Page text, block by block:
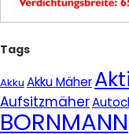
Tags
Akku Akku Mäher
Aufsitzmäher
BORNMANN